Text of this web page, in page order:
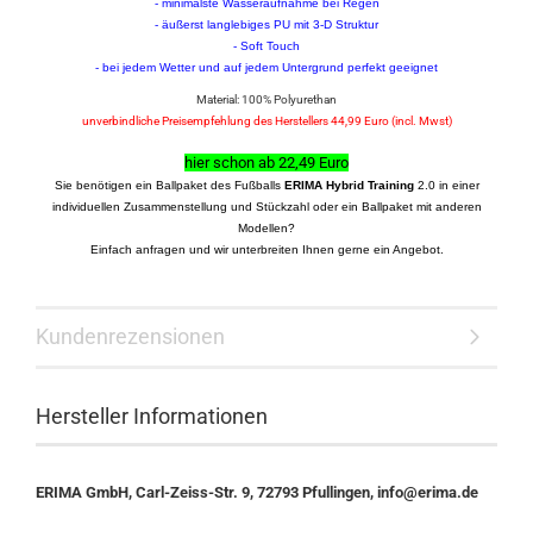
- minimalste Wasseraufnahme bei Regen
- äußerst langlebiges PU mit 3-D Struktur
- Soft Touch
- bei jedem Wetter und auf jedem Untergrund perfekt geeignet
Material: 100% Polyurethan
unverbindliche Preisempfehlung des Herstellers 44,99 Euro (incl. Mwst)
hier schon ab 22,49 Euro
Sie benötigen ein Ballpaket des Fußballs ERIMA Hybrid Training2.0 in einer
individuellen Zusammenstellung und Stückzahl oder ein Ballpaket mit anderen
Modellen?
Einfach anfragen und wir unterbreiten Ihnen gerne ein Angebot.
Kundenrezensionen
Hersteller Informationen
ERIMA GmbH, Carl-Zeiss-Str. 9, 72793 Pfullingen, info@erima.de